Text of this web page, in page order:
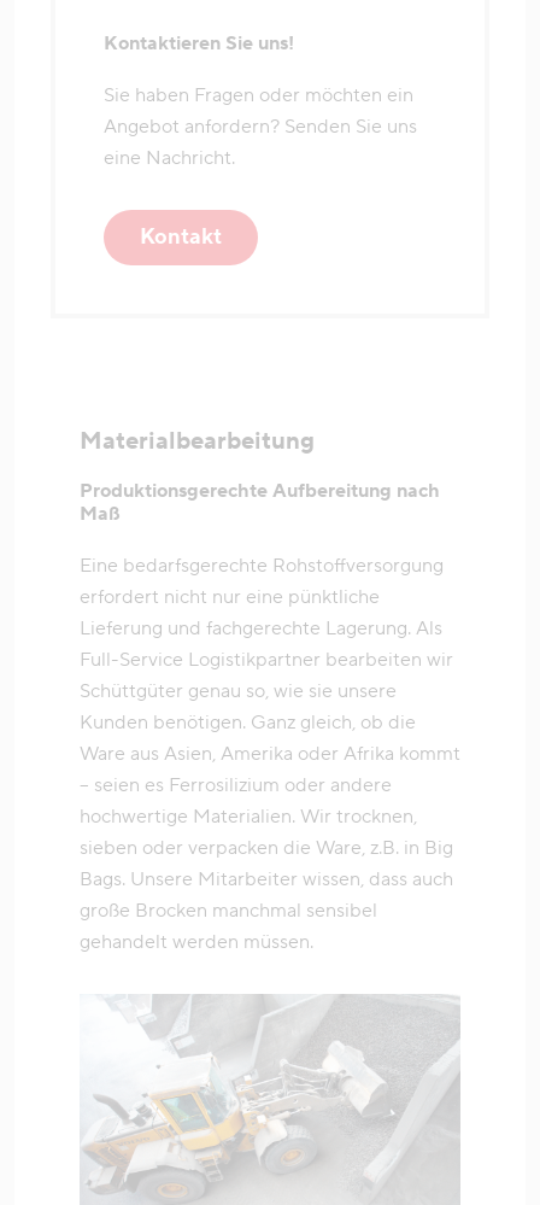
Kontaktieren Sie uns!
Sie haben Fragen oder möchten ein
Angebot anfordern? Senden Sie uns
eine Nachricht.
Kontakt
Materialbearbeitung
Produktionsgerechte Aufbereitung nach
Maß
Eine bedarfsgerechte Rohstoffversorgung
erfordert nicht nur eine pünktliche
Lieferung und fachgerechte Lagerung. Als
Full-Service Logistikpartner bearbeiten wir
Schüttgüter genau so, wie sie unsere
Kunden benötigen. Ganz gleich, ob die
Ware aus Asien, Amerika oder Afrika kommt
– seien es Ferrosilizium oder andere
hochwertige Materialien. Wir trocknen,
sieben oder verpacken die Ware, z.B. in Big
Bags. Unsere Mitarbeiter wissen, dass auch
große Brocken manchmal sensibel
gehandelt werden müssen.